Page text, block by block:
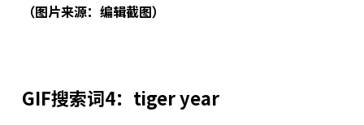
（图片来源：编辑截图）
GIF搜索词4：tiger year